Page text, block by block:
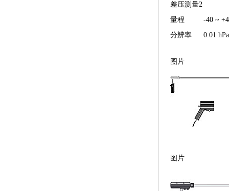
差压测量2
量程
-40 ~
分辨率
0.01
图片
图片